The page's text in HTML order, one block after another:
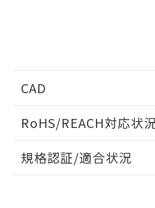
CAD
ドすることができます。
ログイ
RoHS/REACH対応状
EU RoHS 注意事項・凡
規格認証/適合状況
※当社の共同利
るもので、過去に遡
ものではありません。
物質の対応では、対
荷製品に未対応品が
欄に対応日を記載し